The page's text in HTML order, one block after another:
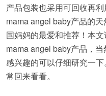
产品包装也采用可回收再
mama angel baby产品的
国妈妈的最爱和推荐！本
mama angel baby产品，
感兴趣的可以仔细研究一
常回来看看。